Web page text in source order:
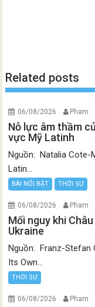
Related posts
06/08/2026 Pham
Nỗ lực âm thầm
vực Mỹ Latinh
Nguồn: Natalia Cote-
Latin...
BÀI NỔI BẬT THỜI SỰ
06/08/2026 Pham
Mối nguy khi
Ukraine
Nguồn: Franz-Stefan
Its Own...
THỜI SỰ
06/08/2026 Pham